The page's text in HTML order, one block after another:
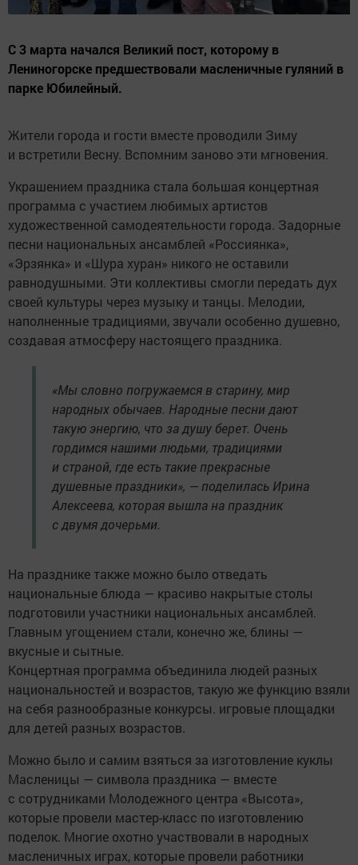
С 3 марта начался Великий пост, которому в
Лениногорске предшествовали масленичные гуляний в
парке Юбилейный.
Жители города и гости вместе проводили Зиму
и встретили Весну. Вспомним заново эти мгновения.
Украшением праздника стала большая концертная
программа с участием любимых артистов
художественной самодеятельности города. Задорные
песни национальных ансамблей «Россиянка»,
«Эрзянка» и «Шура хуран» никого не оставили
равнодушными. Эти коллективы смогли передать дух
своей культуры через музыку и танцы. Мелодии,
наполненные традициями, звучали особенно душевно,
создавая атмосферу настоящего праздника.
«Мы словно погружаемся в старину, мир
народных обычаев. Народные песни дают
такую энергию, что за душу берет. Очень
гордимся нашими людьми, традициями
и страной, где есть такие прекрасные
душевные праздники», — поделилась Ирина
Алексеева, которая вышла на праздник
с двумя дочерьми.
На празднике также можно было отведать
национальные блюда — красиво накрытые столы
подготовили участники национальных ансамблей.
Главным угощением стали, конечно же, блины —
вкусные и сытные.
Концертная программа объединила людей разных
национальностей и возрастов, такую же функцию взяли
на себя разнообразные конкурсы. игровые площадки
для детей разных возрастов.
Можно было и самим взяться за изготовление куклы
Масленицы — символа праздника — вместе
с сотрудниками Молодежного центра «Высота»,
которые провели мастер-класс по изготовлению
поделок. Многие охотно участвовали в народных
масленичных играх, которые провели работники